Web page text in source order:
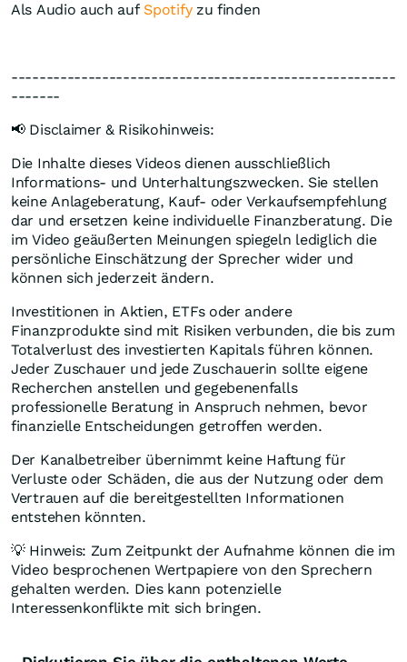
Als Audio auch auf Spotifyzu finden
-------------------------------------------------------
-------
📢 Disclaimer & Risikohinweis:
Die Inhalte dieses Videos dienen ausschließlich
Informations- und Unterhaltungszwecken. Sie stellen
keine Anlageberatung, Kauf- oder Verkaufsempfehlung
dar und ersetzen keine individuelle Finanzberatung. Die
im Video geäußerten Meinungen spiegeln lediglich die
persönliche Einschätzung der Sprecher wider und
können sich jederzeit ändern.
Investitionen in Aktien, ETFs oder andere
Finanzprodukte sind mit Risiken verbunden, die bis zum
Totalverlust des investierten Kapitals führen können.
Jeder Zuschauer und jede Zuschauerin sollte eigene
Recherchen anstellen und gegebenenfalls
professionelle Beratung in Anspruch nehmen, bevor
finanzielle Entscheidungen getroffen werden.
Der Kanalbetreiber übernimmt keine Haftung für
Verluste oder Schäden, die aus der Nutzung oder dem
Vertrauen auf die bereitgestellten Informationen
entstehen könnten.
💡 Hinweis: Zum Zeitpunkt der Aufnahme können die im
Video besprochenen Wertpapiere von den Sprechern
gehalten werden. Dies kann potenzielle
Interessenkonflikte mit sich bringen.